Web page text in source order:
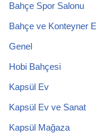
Bahçe Spor Salonu
Bahçe ve Konteyner
Genel
Hobi Bahçesi
Kapsül Ev
Kapsül Ev ve Sanat
Kapsül Mağaza